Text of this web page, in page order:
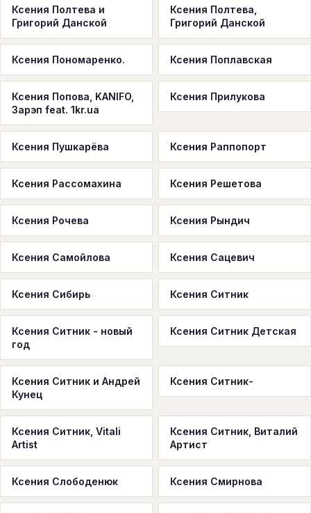
Ксения Полтева и
Григорий Данской
Ксения Полтева,
Григорий Данской
Ксения Пономаренко. Ксения Поплавская
Ксения Попова, KANIFO,
Зарэп feat. 1kr.ua
Ксения Прилукова
Ксения Пушкарёва Ксения Раппопорт
Ксения Рассомахина Ксения Решетова
Ксения Рочева Ксения Рындич
Ксения Самойлова Ксения Сацевич
Ксения Сибирь Ксения Ситник
Ксения Ситник - новый
год
Ксения Ситник Детская
Ксения Ситник и Андрей
Кунец
Ксения Ситник-
Ксения Ситник, Vitali
Artist
Ксения Ситник, Виталий
Артист
Ксения Слободенюк Ксения Смирнова